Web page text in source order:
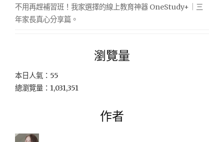
不用再趕補習班！我家選擇的線上教育神器 OneStudy+｜三
年家長真心分享篇。
瀏覽量
本日人氣：55
總瀏覽量：1,031,351
作者